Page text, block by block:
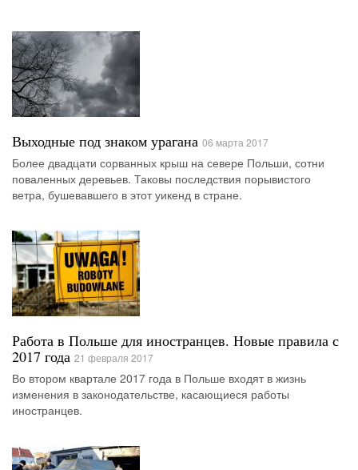
Выходные под знаком урагана 06 марта 2017
Более двадцати сорванных крыш на севере Польши, сотни
поваленных деревьев. Таковы последствия порывистого
ветра, бушевавшего в этот уикенд в стране.
Работа в Польше для иностранцев. Новые правила с
2017 года 21 февраля 2017
Во втором квартале 2017 года в Польше входят в жизнь
изменения в законодательстве, касающиеся работы
иностранцев.